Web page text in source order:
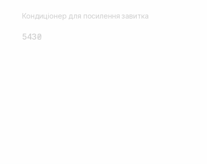
Кондиціонер для посилення завитка
543₴